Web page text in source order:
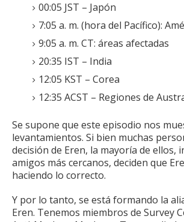
00:05 JST – Japón
7:05 a. m. (hora del Pacífico):
9:05 a. m. CT: áreas afectadas
20:35 IST – India
12:05 KST – Corea
12:35 ACST – Regiones de
Se supone que este episodio nos
levantamientos. Si bien muchas
decisión de Eren, la mayoría de ellos,
amigos más cercanos, deciden que
haciendo lo correcto.
Y por lo tanto, se está formando la
Eren. Tenemos miembros de Survey